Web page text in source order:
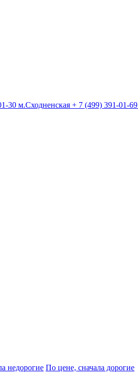
30 м.Сходненская + 7 (499) 391-01-69
недорогие По цене, сначала дорогие